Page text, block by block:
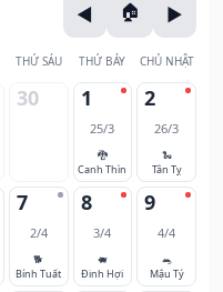
THỨ SÁU THỨ BẢY CHỦ NHẬT
30 1
25/3
🐉
Canh Thìn
2
26/3
🐍
Tân Tỵ
7
2/4
🐕
Bính Tuất
8
3/4
🐖
Đinh Hợi
9
4/4
🐀
Mậu Tý